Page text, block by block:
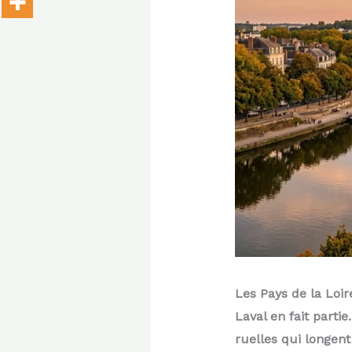
Les Pays de la
Laval en fait
ruelles qui longent